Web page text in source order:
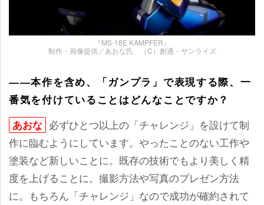
『MS-18E KAMPFER』
制作・画像提供／あおな氏 （C）創通・サンライズ
――本作を含め、「ガンプラ」で表現する際、一
番気を付けていることはどんなことですか？
あおな 必ずひとつ以上の「チャレンジ」を設けて制
作に臨むようにしています。やったことのない工作
塗装など新しいことに。既存の技術でもより美しく精
度を上げることに。撮影方法や写真のプレゼン方法
に。もちろん「チャレンジ」なので成功が確約されて